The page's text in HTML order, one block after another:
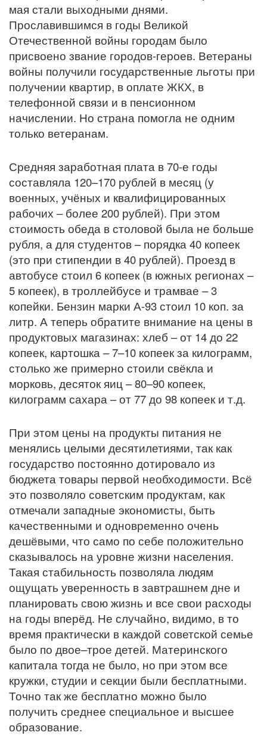
мая стали выходными днями.
Прославившимся в годы Великой
Отечественной войны городам было
присвоено звание городов-героев. Ветераны
войны получили государственные льготы при
получении квартир, в оплате ЖКХ, в
телефонной связи и в пенсионном
начислении. Но страна помогла не одним
только ветеранам.
Средняя заработная плата в 70-е годы
составляла 120–170 рублей в месяц (у
военных, учёных и квалифицированных
рабочих – более 200 рублей). При этом
стоимость обеда в столовой была не больше
рубля, а для студентов – порядка 40 копеек
(это при стипендии в 40 рублей). Проезд в
автобусе стоил 6 копеек (в южных регионах –
5 копеек), в троллейбусе и трамвае – 3
копейки. Бензин марки А-93 стоил 10 коп. за
литр. А теперь обратите внимание на цены в
продуктовых магазинах: хлеб – от 14 до 22
копеек, картошка – 7–10 копеек за килограмм,
столько же примерно стоили свёкла и
морковь, десяток яиц – 80–90 копеек,
килограмм сахара – от 77 до 98 копеек и т.д.
При этом цены на продукты питания не
менялись целыми десятилетиями, так как
государство постоянно дотировало из
бюджета товары первой необходимости. Всё
это позволяло советским продуктам, как
отмечали западные экономисты, быть
качественными и одновременно очень
дешёвыми, что само по себе положительно
сказывалось на уровне жизни населения.
Такая стабильность позволяла людям
ощущать уверенность в завтрашнем дне и
планировать свою жизнь и все свои расходы
на годы вперёд. Не случайно, видимо, в то
время практически в каждой советской семье
было по двое–трое детей. Материнского
капитала тогда не было, но при этом все
кружки, студии и секции были бесплатными.
Точно так же бесплатно можно было
получить среднее специальное и высшее
образование.